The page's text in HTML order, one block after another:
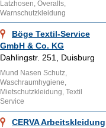
Latzhosen, Overalls,
Warnschutzkleidung
Böge Textil-Service
GmbH & Co. KG
Dahlingstr. 251, Duisburg
Mund Nasen Schutz,
Waschraumhygiene,
Mietschutzkleidung, Textil
Service
CERVA Arbeitskleidung